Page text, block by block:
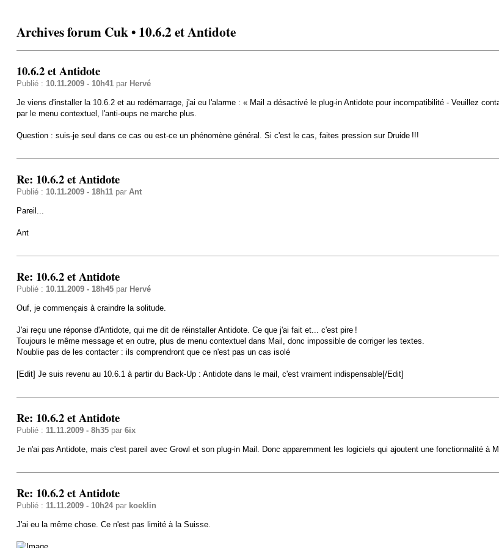
Archives forum Cuk • 10.6.2 et Antidote
10.6.2 et Antidote
Publié : 10.11.2009 - 10h41par Hervé
Je viens d'installer la 10.6.2 et au redémarrage, j'ai eu l'alarme : « Mail a désactivé le plug-in Antidote pour incompatibilité - Veuillez
par le menu contextuel, l'anti-oups ne marche plus.
Question : suis-je seul dans ce cas ou est-ce un phénomène général. Si c'est le cas, faites pression sur Druide !!!
Re: 10.6.2 et Antidote
Publié : 10.11.2009 - 18h11par Ant
Pareil...
Ant
Re: 10.6.2 et Antidote
Publié : 10.11.2009 - 18h45par Hervé
Ouf, je commençais à craindre la solitude.
J'ai reçu une réponse d'Antidote, qui me dit de réinstaller Antidote. Ce que j'ai fait et... c'est pire !
Toujours le même message et en outre, plus de menu contextuel dans Mail, donc impossible de corriger les textes.
N'oublie pas de les contacter : ils comprendront que ce n'est pas un cas isolé
[Edit] Je suis revenu au 10.6.1 à partir du Back-Up : Antidote dans le mail, c'est vraiment indispensable[/Edit]
Re: 10.6.2 et Antidote
Publié : 11.11.2009 - 8h35par 6ix
Je n'ai pas Antidote, mais c'est pareil avec Growl et son plug-in Mail. Donc apparemment les logiciels qui ajoutent une fonctionnalité à
Re: 10.6.2 et Antidote
Publié : 11.11.2009 - 10h24par koeklin
J'ai eu la même chose. Ce n'est pas limité à la Suisse.